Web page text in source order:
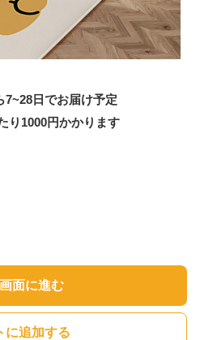
7~28日でお届け予定
り 1000円かかります
面に進む
に追加する